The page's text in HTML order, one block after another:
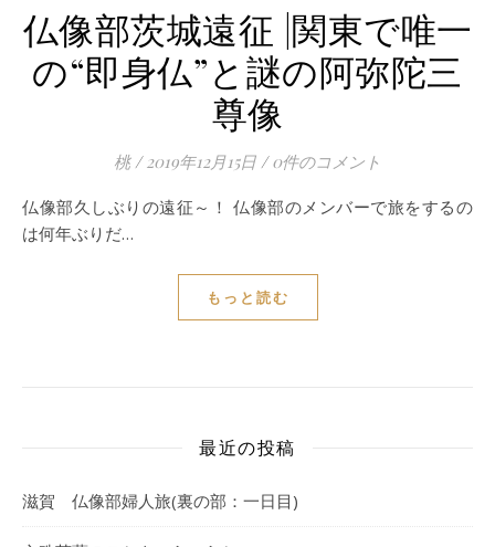
仏像部茨城遠征 |関東で唯一
の“即身仏”と謎の阿弥陀三
尊像
桃 / 2019年12月15日 / 0件のコメント
仏像部久しぶりの遠征～！ 仏像部のメンバーで旅をするの
は何年ぶりだ…
もっと読む
最近の投稿
滋賀 仏像部婦人旅(裏の部：一日目)